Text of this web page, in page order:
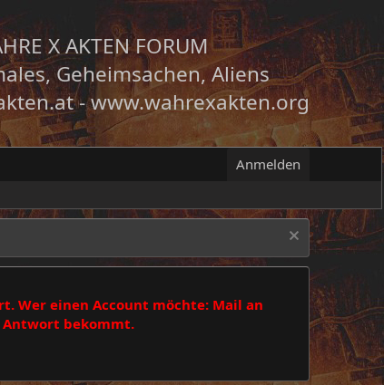
X AKTEN FORUM
Geheimsachen, Aliens
-www.wahrexakten.org
Anmelden
Wer einen Account möchte: Mail an
Antwort bekommt.